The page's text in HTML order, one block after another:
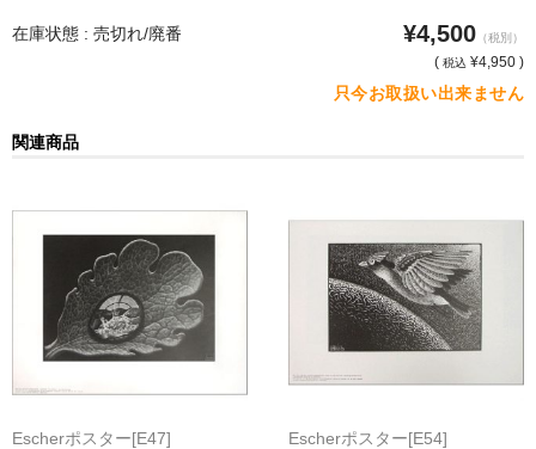
猫・ねこ・ネコ
額装品一覧
カッズミイダ×手塚治虫額装
スペイン製アートポスター額装
フランス製モノクロフォト額装
セール
在庫状態 : 売切れ/廃番 ¥4,500 （税別）
( 税込 ¥4,950 )
只今お取扱い出来ません
関連商品
Escherポスター[E47] Escherポスター[E54]